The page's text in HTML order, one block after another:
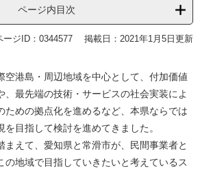
ページ内目次
ージID：0344577 掲載日：2021年1月5日更新
港島・周辺地域を中心として、付加価値
、最先端の技術・サービスの社会実装によ
ための拠点化を進めるなど、本県ならでは
目指して検討を進めてきました。
えて、愛知県と常滑市が、民間事業者と
の地域で目指していきたいと考えているス